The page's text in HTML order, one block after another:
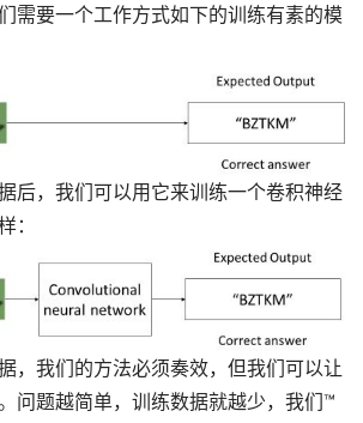
需要一个工作方式如下的训练有素的模
后，我们可以用它来训练一个卷积神经
：
，我们的方法必须奏效，但我们可以让
问题越简单，训练数据就越少，我们™